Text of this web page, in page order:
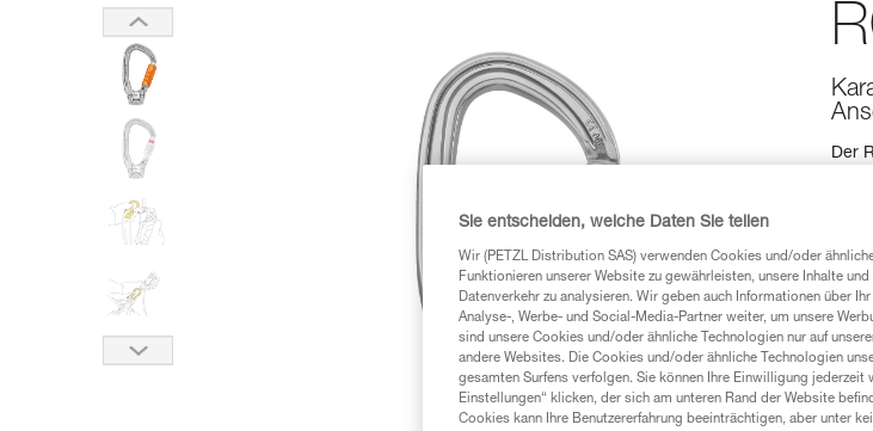
Der
Sie entscheiden, welche Daten Sie teilen
Wir (PETZL Distribution SAS) verwenden Cookies und/oder
Funktionieren unserer Website zu gewährleisten, unsere Inhalte
Datenverkehr zu analysieren. Wir geben auch Informationen über
Analyse-, Werbe- und Social-Media-Partner weiter, um unsere
sind unsere Cookies und/oder ähnliche Technologien nur auf
andere Websites. Die Cookies und/oder ähnliche Technologien
gesamten Surfens verfolgen. Sie können Ihre Einwilligung jederzeit
Einstellungen“ klicken, der sich am unteren Rand der Website
Cookies kann Ihre Benutzererfahrung beeinträchtigen, aber unter